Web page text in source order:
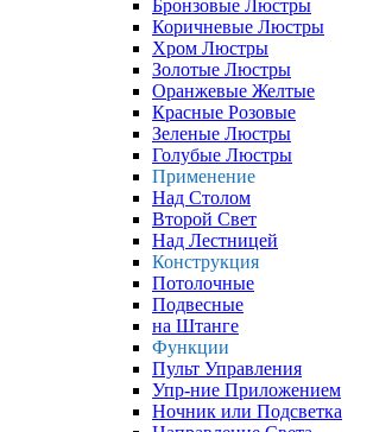
Бронзовые Люстры
Коричневые Люстры
Хром Люстры
Золотые Люстры
Оранжевые Желтые
Красные Розовые
Зеленые Люстры
Голубые Люстры
Применение
Над Столом
Второй Свет
Над Лестницей
Конструкция
Потолочные
Подвесные
на Штанге
Функции
Пульт Управления
Упр-ние Приложением
Ночник или Подсветка